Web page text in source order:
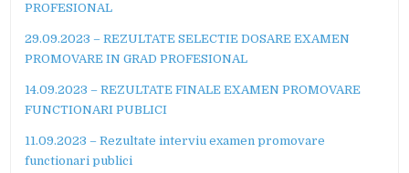
PROFESIONAL
29.09.2023 – REZULTATE SELECTIE DOSARE EXAMEN
PROMOVARE IN GRAD PROFESIONAL
14.09.2023 – REZULTATE FINALE EXAMEN PROMOVARE
FUNCTIONARI PUBLICI
11.09.2023 – Rezultate interviu examen promovare
functionari publici